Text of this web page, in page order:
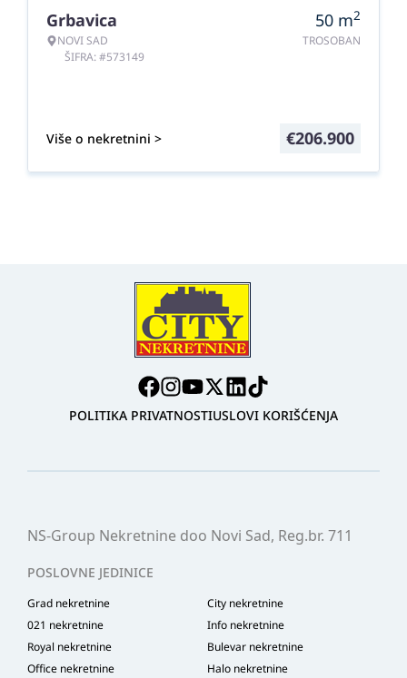
Grbavica
NOVI SAD
ŠIFRA: #573149
50 m2
TROSOBAN
Više o nekretnini > €206.900
POLITIKA PRIVATNOSTIUSLOVI KORIŠĆENJA
NS-Group Nekretnine doo Novi Sad, Reg.br. 711
POSLOVNE JEDINICE
Grad nekretnine
City nekretnine
021 nekretnine
Info nekretnine
Royal nekretnine
Bulevar nekretnine
Office nekretnine
Halo nekretnine